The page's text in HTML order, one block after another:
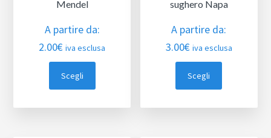
Mendel
A partire da:
2.00€ iva esclusa
Scegli
sughero Napa
A partire da:
3.00€ iva esclusa
Scegli